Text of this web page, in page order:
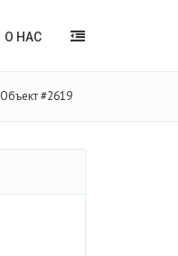
О НАС
Объект #2619